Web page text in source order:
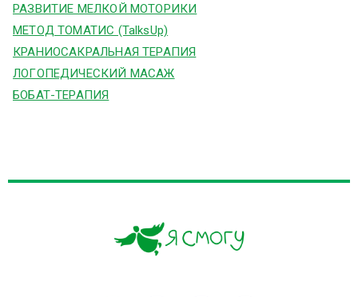
РАЗВИТИЕ МЕЛКОЙ МОТОРИКИ
МЕТОД ТОМАТИС (TalksUp)
КРАНИОСАКРАЛЬНАЯ ТЕРАПИЯ
ЛОГОПЕДИЧЕСКИЙ МАСАЖ
БОБАТ-ТЕРАПИЯ